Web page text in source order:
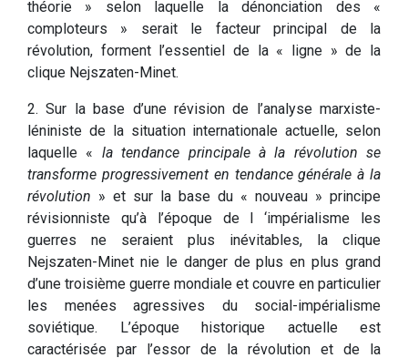
théorie » selon laquelle la dénonciation des «
comploteurs » serait le facteur principal de la
révolution, forment l’essentiel de la « ligne » de la
clique Nejszaten-Minet.
2. Sur la base d’une révision de l’analyse marxiste-
léniniste de la situation internationale actuelle, selon
laquelle « la tendance principale à la révolution se
transforme progressivement en tendance générale à la
révolution » et sur la base du « nouveau » principe
révisionniste qu’à l’époque de l ‘impérialisme les
guerres ne seraient plus inévitables, la clique
Nejszaten-Minet nie le danger de plus en plus grand
d’une troisième guerre mondiale et couvre en particulier
les menées agressives du social-impérialisme
soviétique. L’époque historique actuelle est
caractérisée par l’essor de la révolution et de la